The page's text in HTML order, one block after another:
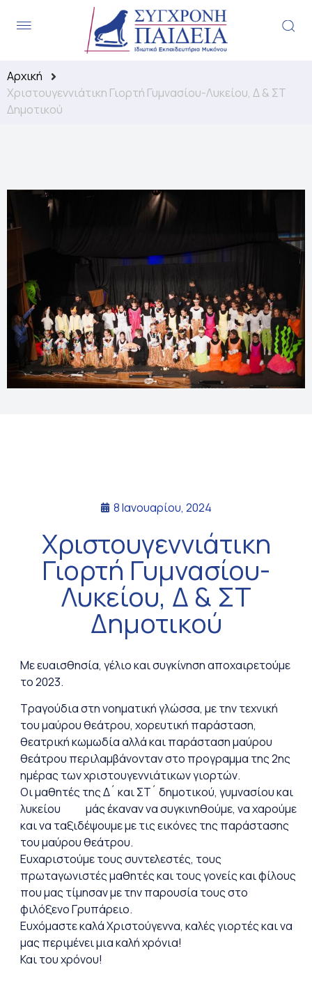
Αρχική
Χριστουγεννιάτικη Γιορτή Γυμνασίου-Λυκείου, Δ & ΣΤ
Δημοτικού
8 Ιανουαρίου, 2024
Χριστουγεννιάτικη
Γιορτή Γυμνασίου-
Λυκείου, Δ & ΣΤ
Δημοτικού
Με ευαισθησία, γέλιο και συγκίνηση αποχαιρετούμε
το 2023.
Τραγούδια στη νοηματική γλώσσα, με την τεχνική
του μαύρου θεάτρου, χορευτική παράσταση,
θεατρική κωμωδία αλλά και παράσταση μαύρου
θεάτρου περιλαμβάνονταν στο προγραμμα της 2ης
ημέρας των χριστουγεννιάτικων γιορτών.
Οι μαθητές της Δ´ και ΣΤ´ δημοτικού, γυμνασίου και
λυκείου μάς έκαναν να συγκινηθούμε, να χαρούμε
και να ταξιδέψουμε με τις εικόνες της παράστασης
του μαύρου θεάτρου.
Ευχαριστούμε τους συντελεστές, τους
πρωταγωνιστές μαθητές και τους γονείς και φίλους
που μας τίμησαν με την παρουσία τους στο
φιλόξενο Γρυπάρειο.
Ευχόμαστε καλά Χριστούγεννα, καλές γιορτές και να
μας περιμένει μια καλή χρόνια!
Και του χρόνου!